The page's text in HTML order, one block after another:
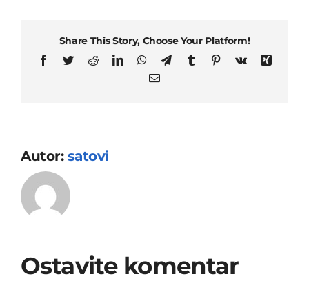
Share This Story, Choose Your Platform!
Facebook
TwitterRedditLinkedInWhatsApp
TelegramTumblrPinterest
Vk
Xing
Email
Autor: satovi
Ostavite komentar